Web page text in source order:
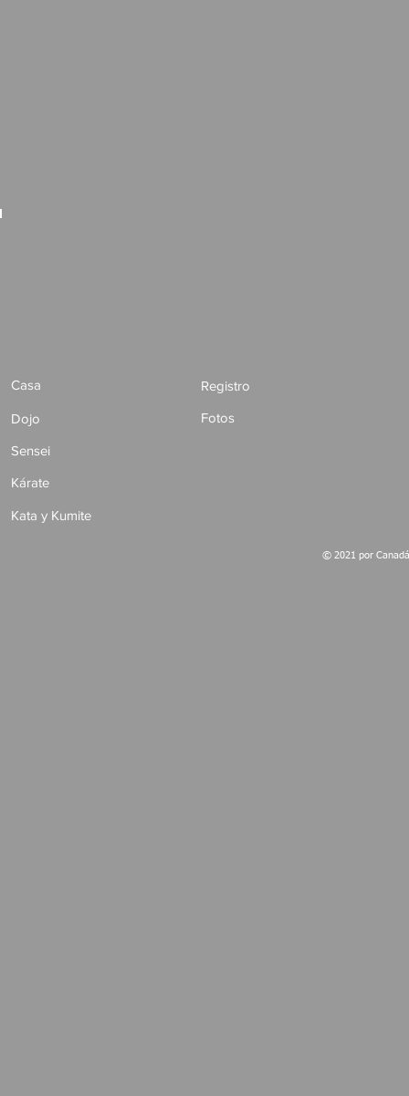
Casa
Dojo
Registro
Fotos
Sensei
Kárate
Kata y Kumite
© 2021 por